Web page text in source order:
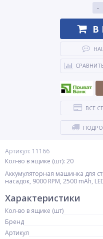
Артикул: 11166
Кол-во в ящике (шт): 20
Аккумуляторная машинка для
насадок, 9000 RPM, 2500 mAh,
-
В
ВСЕ
Характеристики
Кол-во в ящике (шт)
Бренд
Артикул